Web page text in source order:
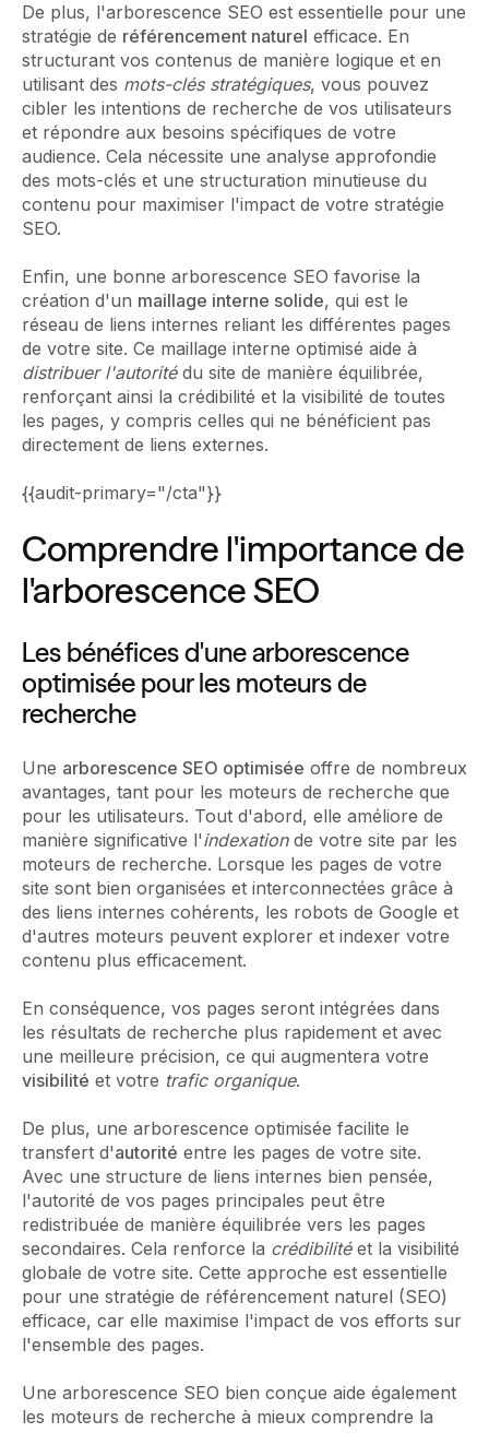
De plus, l'arborescence SEO est essentielle pour une
stratégie de référencement naturel efficace. En
structurant vos contenus de manière logique et en
utilisant des mots-clés stratégiques, vous pouvez
cibler les intentions de recherche de vos utilisateurs
et répondre aux besoins spécifiques de votre
audience. Cela nécessite une analyse approfondie
des mots-clés et une structuration minutieuse du
contenu pour maximiser l'impact de votre stratégie
SEO.
Enfin, une bonne arborescence SEO favorise la
création d'un maillage interne solide, qui est le
réseau de liens internes reliant les différentes pages
de votre site. Ce maillage interne optimisé aide à
distribuer l'autoritédu site de manière équilibrée,
renforçant ainsi la crédibilité et la visibilité de toutes
les pages, y compris celles qui ne bénéficient pas
directement de liens externes.
{{audit-primary="/cta"}}
Comprendre l'importance de
l'arborescence SEO
Les bénéfices d'une arborescence
optimisée pour les moteurs de
recherche
Une arborescence SEO optimisée offre de nombreux
avantages, tant pour les moteurs de recherche que
pour les utilisateurs. Tout d'abord, elle améliore de
manière significative l'indexationde votre site par les
moteurs de recherche. Lorsque les pages de votre
site sont bien organisées et interconnectées grâce à
des liens internes cohérents, les robots de Google et
d'autres moteurs peuvent explorer et indexer votre
contenu plus efficacement.
En conséquence, vos pages seront intégrées dans
les résultats de recherche plus rapidement et avec
une meilleure précision, ce qui augmentera votre
visibilité et votre trafic organique.
De plus, une arborescence optimisée facilite le
transfert d'autorité entre les pages de votre site.
Avec une structure de liens internes bien pensée,
l'autorité de vos pages principales peut être
redistribuée de manière équilibrée vers les pages
secondaires. Cela renforce la crédibilitéet la visibilité
globale de votre site. Cette approche est essentielle
pour une stratégie de référencement naturel (SEO)
efficace, car elle maximise l'impact de vos efforts sur
l'ensemble des pages.
Une arborescence SEO bien conçue aide également
les moteurs de recherche à mieux comprendre la